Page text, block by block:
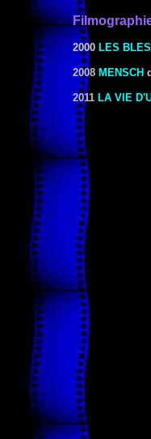
2000 LES
2008 MENSCH
2011 LA VIE